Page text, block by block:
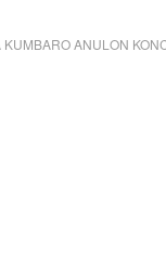
KUMBARO ANULON